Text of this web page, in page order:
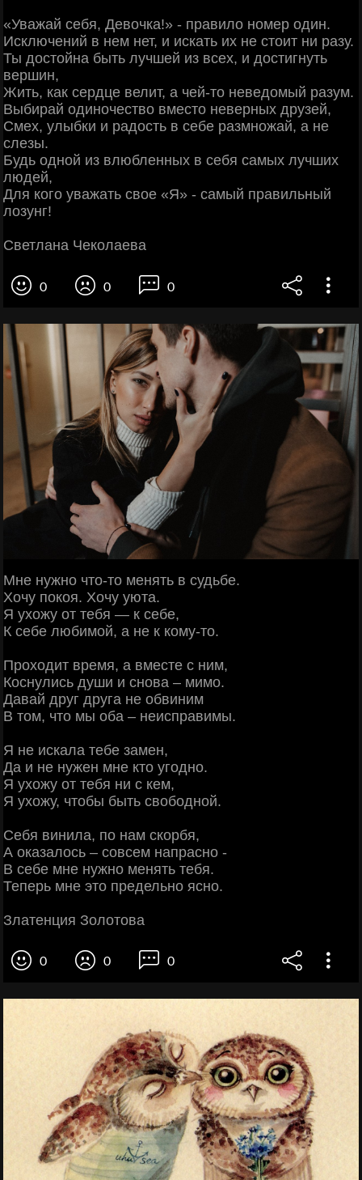
«Уважай себя, Девочка!» - правило номер один.
Исключений в нем нет, и искать их не стоит ни разу.
Ты достойна быть лучшей из всех, и достигнуть
вершин,
Жить, как сердце велит, а чей-то неведомый разум.
Выбирай одиночество вместо неверных друзей,
Смех, улыбки и радость в себе размножай, а не
слезы.
Будь одной из влюбленных в себя самых лучших
людей,
Для кого уважать свое «Я» - самый правильный
лозунг!
Светлана Чеколаева
0 0 0
Мне нужно что-то менять в судьбе.
Хочу покоя. Хочу уюта.
Я ухожу от тебя — к себе,
К себе любимой, а не к кому-то.
Проходит время, а вместе с ним,
Коснулись души и снова – мимо.
Давай друг друга не обвиним
В том, что мы оба – неисправимы.
Я не искала тебе замен,
Да и не нужен мне кто угодно.
Я ухожу от тебя ни с кем,
Я ухожу, чтобы быть свободной.
Себя винила, по нам скорбя,
А оказалось – совсем напрасно -
В себе мне нужно менять тебя.
Теперь мне это предельно ясно.
Златенция Золотова
0 0 0